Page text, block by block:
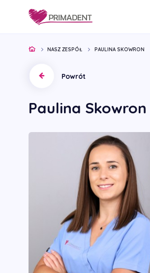
NASZ ZESPÓŁ PAULINA SKOWRON
Paulina Skowron
Powrót